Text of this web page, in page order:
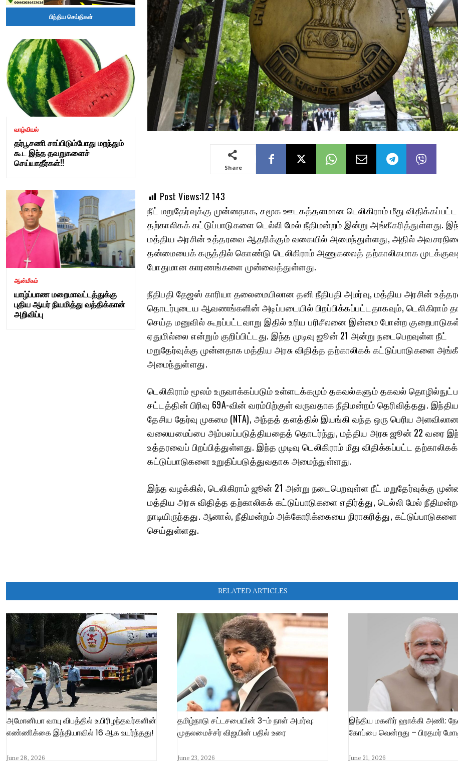
Tamil
Nadu
–
adangapatru.com
பிந்திய செய்திகள்
வாழ்வியல்
தர்பூசணி சாப்பிடும்போது மறந்தும்
கூட இந்த தவறுகளைச்
செய்யாதீர்கள்!!
ஆன்மீகம்
யாழ்ப்பாண மறைமாவட்டத்துக்கு
புதிய ஆயர் நியமித்து வத்திக்கான்
அறிவிப்பு
Share
Post Views:12 143
நீட் மறுதேர்வுக்கு முன்னதாக, சமூக ஊடகத்தளமான டெலிகிராம் மீது விதிக்கப்பட்ட
தற்காலிகக் கட்டுப்பாடுகளை டெல்லி மேல் நீதிமன்றம் இன்று அங்கீகரித்துள்ளது. இந்த
மத்திய அரசின் உத்தரவை ஆதரிக்கும் வகையில் அமைந்துள்ளது, அதில்
தன்மையைக் கருத்தில் கொண்டு டெலிகிராம் அணுகலைத் தற்காலிகமாக
போதுமான காரணங்களை முன்வைத்துள்ளது.
நீதிபதி தேஜஸ் காரியா தலைமையிலான தனி நீதிபதி அமர்வு, மத்திய அரசின்
தொடர்புடைய ஆவணங்களின் அடிப்படையில் பிறப்பிக்கப்பட்டதாகவும், டெலிகிராம்
செய்த மனுவில் கூறப்பட்டவாறு இதில் உரிய பரிசீலனை இன்மை போன்ற
ஏதுமில்லை என்றும் குறிப்பிட்டது. இந்த முடிவு ஜூன் 21 அன்று நடைபெறவுள்ள நீட்
மறுதேர்வுக்கு முன்னதாக மத்திய அரசு விதித்த தற்காலிகக் கட்டுப்பாடுகளை
அமைந்துள்ளது.
டெலிகிராம் மூலம் உருவாக்கப்படும் உள்ளடக்கமும் தகவல்களும் தகவல்
சட்டத்தின் பிரிவு 69A-வின் வரம்பிற்குள் வருவதாக நீதிமன்றம் தெரிவித்தது.
தேசிய தேர்வு முகமை (NTA), அந்தத் தளத்தில் இயங்கி வந்த ஒரு பெரிய
வலையமைப்பை அம்பலப்படுத்தியதைத் தொடர்ந்து, மத்திய அரசு ஜூன் 22 வரை
உத்தரவைப் பிறப்பித்துள்ளது. இந்த முடிவு டெலிகிராம் மீது விதிக்கப்பட்ட தற்காலிகக்
கட்டுப்பாடுகளை உறுதிப்படுத்துவதாக அமைந்துள்ளது.
இந்த வழக்கில், டெலிகிராம் ஜூன் 21 அன்று நடைபெறவுள்ள நீட் மறுதேர்வுக்கு
மத்திய அரசு விதித்த தற்காலிகக் கட்டுப்பாடுகளை எதிர்த்து, டெல்லி மேல்
நாடியிருந்தது. ஆனால், நீதிமன்றம் அக்கோரிக்கையை நிராகரித்து, கட்டுப்பாடுகளை
செய்துள்ளது.
RELATED ARTICLES
அமோனியா வாயு விபத்தில் உயிரிழந்தவர்களின்
எண்ணிக்கை இந்தியாவில் 16 ஆக உயர்ந்தது!
June 28, 2026
தமிழ்நாடு சட்டசபையின் 3-ம் நாள் அமர்வு:
முதலமைச்சர் விஜயின் பதில் உரை
June 23, 2026
இந்திய மகளிர் ஹாக்கி அணி:
கோப்பை வென்றது – பிரதமர் மோடி
June 21, 2026